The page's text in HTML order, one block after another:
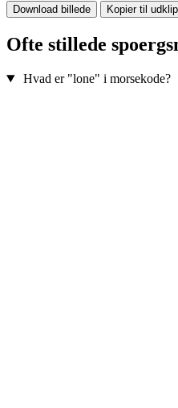
Download billede Kopier til
Ofte stillede
Hvad er "lone" i morsekode?